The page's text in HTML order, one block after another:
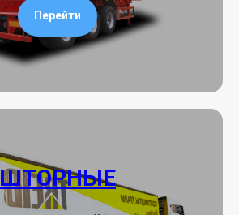
Перейти
ШТОРНЫЕ